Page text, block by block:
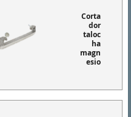
Corta
dor
taloc
ha
magn
esio